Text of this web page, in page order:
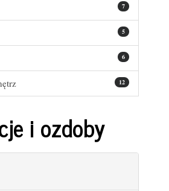
7
5
6
12
i ozdoby